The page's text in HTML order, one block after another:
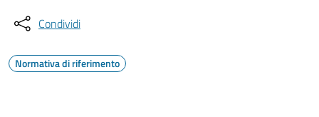
Condividi
Normativa di riferimento